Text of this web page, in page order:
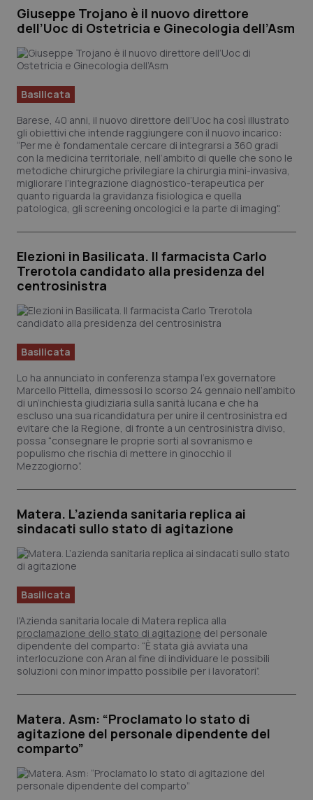
Campania
Emilia-Romagna
Lazio
Liguria
Lombardia
Molise
Provincia Autonoma di Trento
Puglia
Sardegna
Toscana
Umbria
Valle D’Aosta
Veneto
Car-T
Colesterolo & coronaropatie
Diabete & glucometri
Disturbi dell’umore
Dolore
Epatiti
Ipertensione & Scompenso
Malattie rare
Malattia di Crohn & Rettocolite Ulcerosa
Obesità
Oftalmologia
Oncodermatologia
Oncoematologia
Oncologia & Nutrizione
Psoriasi & pelle
Quotidiano Cardiologia
Quotidiano Chirurgia
Giuseppe Trojano è il nuovo direttore
dell’Uoc di Ostetricia e Ginecologia dell’Asm
Basilicata
Barese, 40 anni, il nuovo direttore dell’Uoc ha così illustrato
gli obiettivi che intende raggiungere con il nuovo incarico:
“Per me è fondamentale cercare di integrarsi a 360 gradi
con la medicina territoriale, nell’ambito di quelle che sono le
metodiche chirurgiche privilegiare la chirurgia mini-invasiva,
migliorare l’integrazione diagnostico-terapeutica per
quanto riguarda la gravidanza fisiologica e quella
patologica, gli screening oncologici e la parte di imaging".
Elezioni in Basilicata. Il farmacista Carlo
Trerotola candidato alla presidenza del
centrosinistra
Basilicata
Lo ha annunciato in conferenza stampa l’ex governatore
Marcello Pittella, dimessosi lo scorso 24 gennaio nell’ambito
di un’inchiesta giudiziaria sulla sanità lucana e che ha
escluso una sua ricandidatura per unire il centrosinistra ed
evitare che la Regione, di fronte a un centrosinistra diviso,
possa “consegnare le proprie sorti al sovranismo e
populismo che rischia di mettere in ginocchio il
Mezzogiorno”.
Matera. L’azienda sanitaria replica ai
sindacati sullo stato di agitazione
Basilicata
l'Azienda sanitaria locale di Matera replica alla
proclamazione dello stato di agitazione del personale
dipendente del comparto: “È stata già avviata una
interlocuzione con Aran al fine di individuare le possibili
soluzioni con minor impatto possibile per i lavoratori”.
Matera. Asm: “Proclamato lo stato di
agitazione del personale dipendente del
comparto”